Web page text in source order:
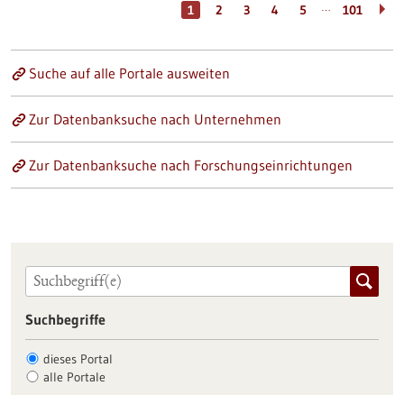
1 2 3 4 5 … 101
Suche auf alle Portale ausweiten
Zur Datenbanksuche nach Unternehmen
Zur Datenbanksuche nach Forschungseinrichtungen
Suchbegriffe
dieses Portal
alle Portale